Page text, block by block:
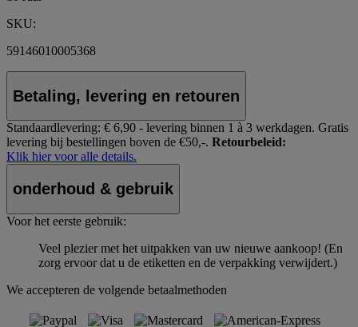
SKU:
59146010005368
Betaling, levering en retouren
Standaardlevering: € 6,90 - levering binnen 1 à 3 werkdagen. Gratis
levering bij bestellingen boven de €50,-. Retourbeleid:
Klik hier voor alle details.
onderhoud & gebruik
Voor het eerste gebruik:
Veel plezier met het uitpakken van uw nieuwe aankoop! (En
zorg ervoor dat u de etiketten en de verpakking verwijdert.)
We accepteren de volgende betaalmethoden